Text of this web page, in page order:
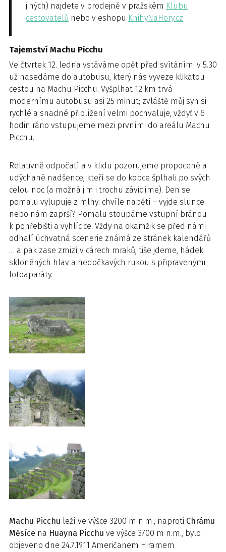
jiných) najdete v prodejně v pražském Klubu
cestovatelů nebo v eshopu KnihyNaHory.cz
Tajemství Machu Picchu
Ve čtvrtek 12. ledna vstáváme opět před svítáním; v 5.30
už nasedáme do autobusu, který nás vyveze klikatou
cestou na Machu Picchu. Vyšplhat 12 km trvá
modernímu autobusu asi 25 minut; zvláště můj syn si
rychlé a snadné přiblížení velmi pochvaluje, vždyť v 6
hodin ráno vstupujeme mezi prvními do areálu Machu
Picchu.
Relativně odpočatí a v klidu pozorujeme propocené a
udýchané nadšence, kteří se do kopce šplhali po svých
celou noc (a možná jim i trochu závidíme). Den se
pomalu vylupuje z mlhy: chvíle napětí – vyjde slunce
nebo nám zaprší? Pomalu stoupáme vstupní bránou
k pohřebišti a vyhlídce. Vždy na okamžik se před námi
odhalí úchvatná scenerie známá ze stránek kalendářů
… a pak zase zmizí v cárech mraků, tiše jdeme, hádek
skloněných hlav a nedočkavých rukou s připravenými
fotoaparáty.
Machu Picchu leží ve výšce 3200 m n.m., naproti Chrámu
Měsíce na Huayna Picchu ve výšce 3700 m n.m., bylo
objeveno dne 24.7.1911 Američanem Hiramem